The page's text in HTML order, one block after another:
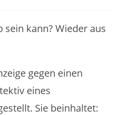
kann? Wieder aus
gegen einen
eines
Sie beinhaltet: